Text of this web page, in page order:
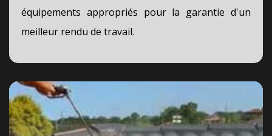
équipements appropriés pour la garantie d'un
meilleur rendu de travail.